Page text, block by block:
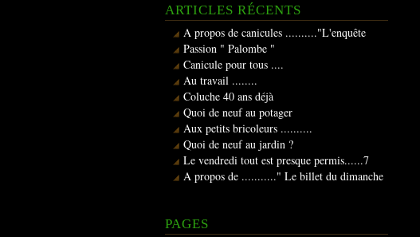
ARTICLES RÉCENTS
A propos de canicules .........."L'enquête
Passion " Palombe "
Canicule pour tous ....
Au travail ........
Coluche 40 ans déjà
Quoi de neuf au potager
Aux petits bricoleurs ..........
Quoi de neuf au jardin ?
Le vendredi tout est presque permis......7
A propos de ..........." Le billet du dimanche
PAGES